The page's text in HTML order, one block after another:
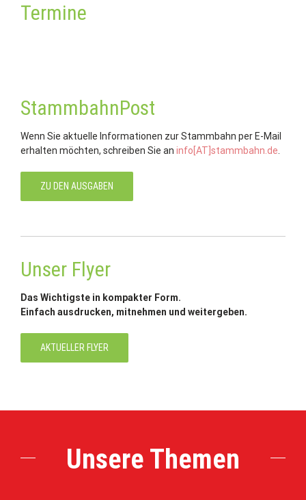
Termine
StammbahnPost
Wenn Sie aktuelle Informationen zur Stammbahn per E-Mail
erhalten möchten, schreiben Sie an info[AT]stammbahn.de
ZU DEN AUSGABEN
Unser Flyer
Das Wichtigste in kompakter Form.
Einfach ausdrucken, mitnehmen und weitergeben.
AKTUELLER FLYER
Unsere Themen